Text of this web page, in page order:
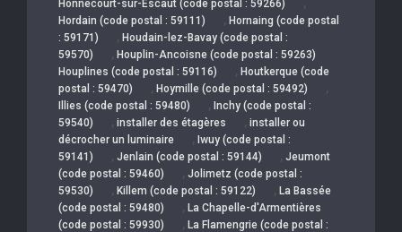
Honnecourt-sur-Escaut (code postal : 59266)
Hordain (code postal : 59111) , Hornaing (code postal
: 59171)
, Houdain-lez-Bavay (code postal :
59570)
, Houplin-Ancoisne (code postal : 59263)
Houplines (code postal : 59116)
, Houtkerque (code
postal : 59470)
, Hoymille (code postal : 59492) ,
Illies (code postal : 59480) , Inchy (code postal :
59540)
, installer des étagères , installer ou
décrocher un luminaire
, Iwuy (code postal :
59141)
, Jenlain (code postal : 59144) , Jeumont
(code postal : 59460)
, Jolimetz (code postal :
59530)
, Killem (code postal : 59122) , La Bassée
(code postal : 59480)
, La Chapelle-d'Armentières
(code postal : 59930)
, La Flamengrie (code postal :